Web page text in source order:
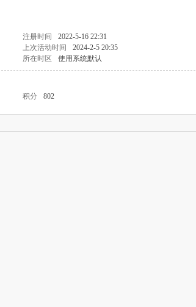
注册时间
2022-5-16 22:31
上次活动时间
2024-2-5 20:35
所在时区 使用系统默认
积分 802